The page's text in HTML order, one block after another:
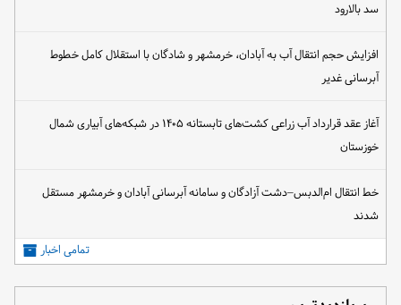
سد بالارود
افزایش حجم انتقال آب به آبادان، خرمشهر و شادگان با استقلال کامل خطوط
آبرسانی غدیر
آغاز عقد قرارداد آب زراعی کشت‌های تابستانه ۱۴۰۵ در شبکه‌های آبیاری شمال
خوزستان
خط انتقال ام‌الدبس–دشت آزادگان و سامانه آبرسانی آبادان و خرمشهر مستقل
شدند
تمامی اخبار